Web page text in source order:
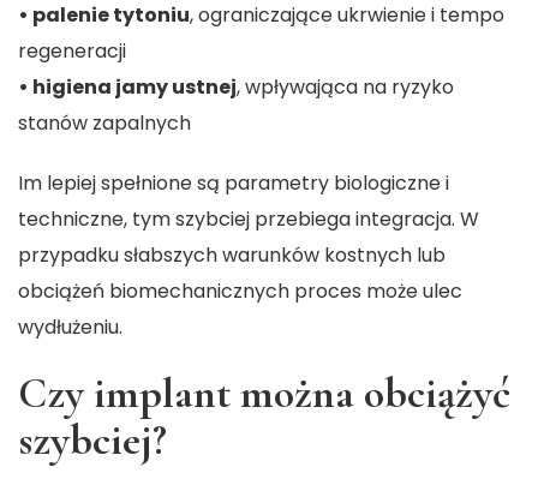
• palenie tytoniu, ograniczające ukrwienie i tempo
regeneracji
• higiena jamy ustnej, wpływająca na ryzyko
stanów zapalnych
Im lepiej spełnione są parametry biologiczne i
techniczne, tym szybciej przebiega integracja. W
przypadku słabszych warunków kostnych lub
obciążeń biomechanicznych proces może ulec
wydłużeniu.
Czy implant można obciążyć
szybciej?